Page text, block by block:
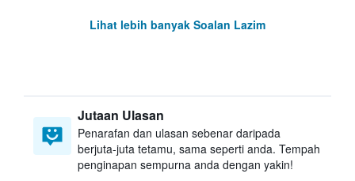
Lihat lebih banyak Soalan Lazim
Jutaan Ulasan
Penarafan dan ulasan sebenar daripada
berjuta-juta tetamu, sama seperti anda. Tempah
penginapan sempurna anda dengan yakin!